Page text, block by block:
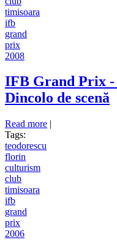
timisoara
ifb
grand
prix
2008
IFB Grand Prix -
Dincolo de scenă
Read more about IFB Grand
|
Tags:
teodorescu
florin
culturism
club
timisoara
ifb
grand
prix
2006